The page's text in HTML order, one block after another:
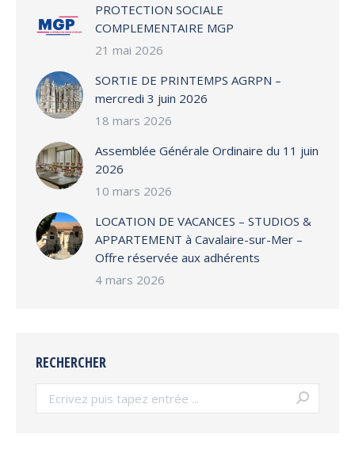
PROTECTION SOCIALE
COMPLEMENTAIRE MGP
21 mai 2026
SORTIE DE PRINTEMPS AGRPN –
mercredi 3 juin 2026
18 mars 2026
Assemblée Générale Ordinaire du 11 juin
2026
10 mars 2026
LOCATION DE VACANCES – STUDIOS &
APPARTEMENT à Cavalaire-sur-Mer –
Offre réservée aux adhérents
4 mars 2026
RECHERCHER